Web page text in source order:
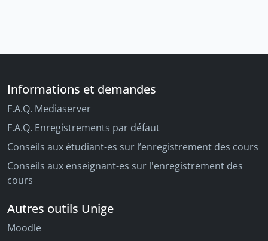
Informations et demandes
F.A.Q. Mediaserver
F.A.Q. Enregistrements par défaut
Conseils aux étudiant-es sur l’enregistrement des cours
Conseils aux enseignant-es sur l'enregistrement des
cours
Autres outils Unige
Moodle